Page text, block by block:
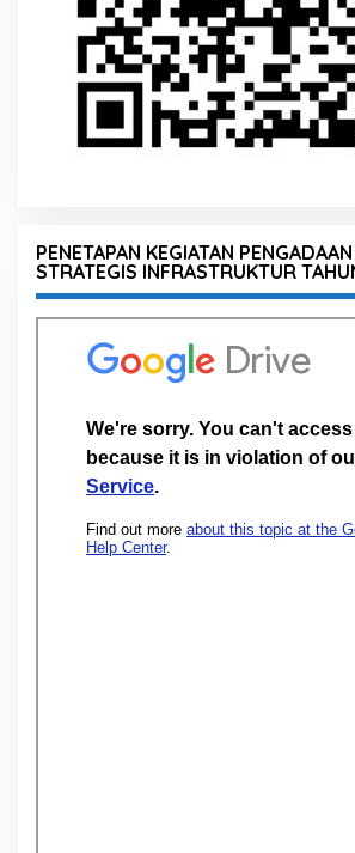
PENETAPAN KEGIATAN
STRATEGIS INFRASTRUKTUR